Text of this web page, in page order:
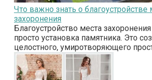
Что важно знать о благоустройстве
захоронения
Благоустройство места
просто установка памятника. Это
целостного, умиротворяющего